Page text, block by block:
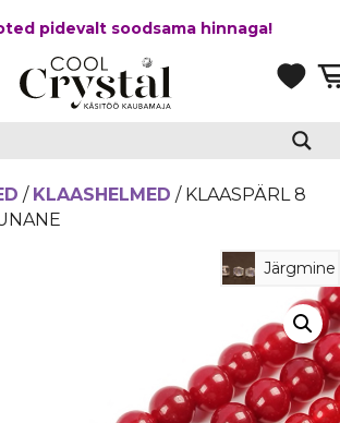
pidevalt soodsama hinnaga!
/ KLAASHELMED / KLAASPÄRL 8
Järgmine